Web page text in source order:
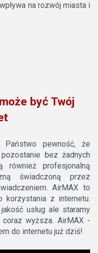
na rozwój miasta i
być Twój
Państwo pewność, że
bez żadnych
również profesjonalną
świadczoną przez
AirMAX to
korzystania z internetu.
usług ale staramy
wyższa. AirMAX -
do internetu już dziś!